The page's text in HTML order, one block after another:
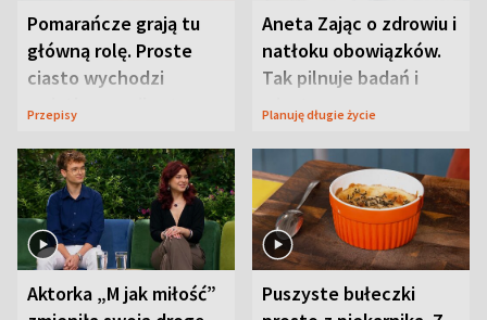
Pomarańcze grają tu
główną rolę. Proste
ciasto wychodzi
wyjątkowo wilgotne
Przepisy
Aneta Zając o zdrowiu i
natłoku obowiązków.
Tak pilnuje badań i
wizyt
Planuję długie życie
Aktorka „M jak miłość”
Puszyste bułeczki